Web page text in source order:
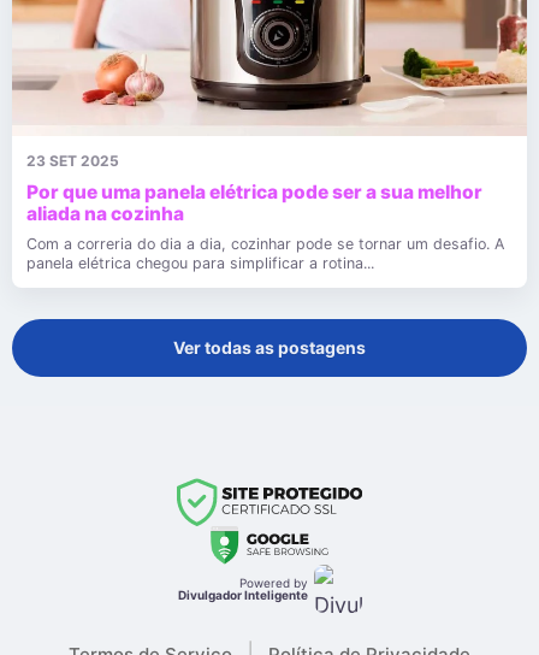
23 SET 2025
Por que uma panela elétrica pode ser a sua melhor
aliada na cozinha
Com a correria do dia a dia, cozinhar pode se tornar um desafio. A
panela elétrica chegou para simplificar a rotina...
Ver todas as postagens
Powered by
Divulgador Inteligente